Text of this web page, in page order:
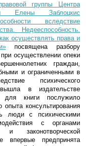
группы Центра
Елены Заблоцкис
вследствие
Недееспособность.
осуществлять права и
посвящена разбору
осуществлении опеки
граждан,
и ограниченными в
психического
в издательстве
для книги послужило
опыта консультирования
люди с психическими
с органами
законотворческой
впервые предпринята